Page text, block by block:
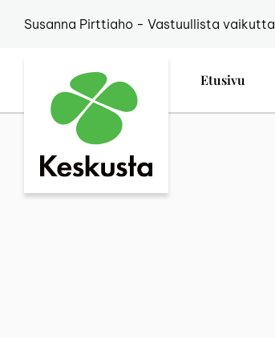
Susanna Pirttiaho - Vastuullista
Etusivu